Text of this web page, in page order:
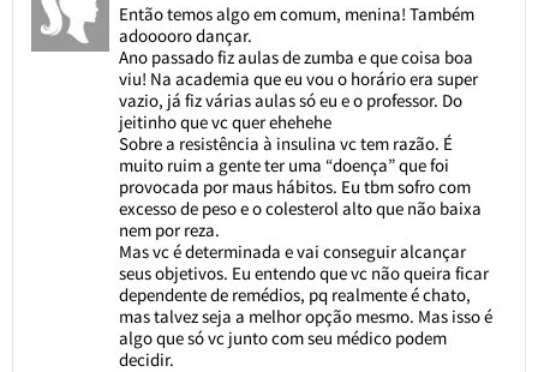
Então temos algo em comum, menina! Também
adooooro dançar.
Ano passado fiz aulas de zumba e que coisa boa
viu! Na academia que eu vou o horário era super
vazio, já fiz várias aulas só eu e o professor. Do
jeitinho que vc quer ehehehe
Sobre a resistência à insulina vc tem razão. É
muito ruim a gente ter uma “doença” que foi
provocada por maus hábitos. Eu tbm sofro com
excesso de peso e o colesterol alto que não baixa
nem por reza.
Mas vc é determinada e vai conseguir alcançar
seus objetivos. Eu entendo que vc não queira ficar
dependente de remédios, pq realmente é chato,
mas talvez seja a melhor opção mesmo. Mas isso é
algo que só vc junto com seu médico podem
decidir.